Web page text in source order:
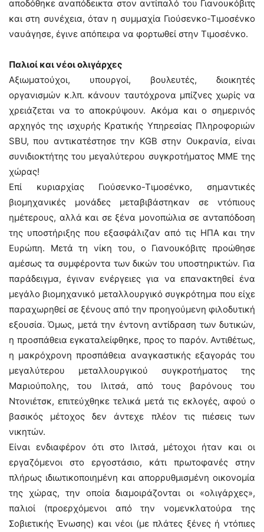
αποδόθηκε αναπόδεικτα στον αντίπαλό του Γιανουκόβιτς
και στη συνέχεια, όταν η συμμαχία Γιούσενκο-Τιμοσένκο
ναυάγησε, έγινε απόπειρα να φορτωθεί στην Τιμοσένκο.
Παλιοί και νέοι ολιγάρχες
Αξιωματούχοι, υπουργοί, βουλευτές, διοικητές
οργανισμών κ.λπ. κάνουν ταυτόχρονα μπίζνες χωρίς να
χρειάζεται να το αποκρύψουν. Ακόμα και ο σημερινός
αρχηγός της ισχυρής Κρατικής Υπηρεσίας Πληροφοριών
SBU, που αντικατέστησε την KGB στην Ουκρανία, είναι
συνιδιοκτήτης του μεγαλύτερου συγκροτήματος ΜΜΕ της
χώρας!
Επί κυριαρχίας Γιούσενκο-Τιμοσένκο, σημαντικές
βιομηχανικές μονάδες μεταβιβάστηκαν σε ντόπιους
ημέτερους, αλλά και σε ξένα μονοπώλια σε ανταπόδοση
της υποστήριξης που εξασφάλιζαν από τις ΗΠΑ και την
Ευρώπη. Μετά τη νίκη του, ο Γιανουκόβιτς προώθησε
αμέσως τα συμφέροντα των δικών του υποστηρικτών. Για
παράδειγμα, έγιναν ενέργειες για να επανακτηθεί ένα
μεγάλο βιομηχανικό μεταλλουργικό συγκρότημα που είχε
παραχωρηθεί σε ξένους από την προηγούμενη φιλοδυτική
εξουσία. Όμως, μετά την έντονη αντίδραση των δυτικών,
η προσπάθεια εγκαταλείφθηκε, προς το παρόν. Αντιθέτως,
η μακρόχρονη προσπάθεια αναγκαστικής εξαγοράς του
μεγαλύτερου μεταλλουργικού συγκροτήματος της
Μαριούπολης, του Ιλιτσά, από τους βαρόνους του
Ντονιέτσκ, επιτεύχθηκε τελικά μετά τις εκλογές, αφού ο
βασικός μέτοχος δεν άντεχε πλέον τις πιέσεις των
νικητών.
Είναι ενδιαφέρον ότι στο Ιλιτσά, μέτοχοι ήταν και οι
εργαζόμενοι στο εργοστάσιο, κάτι πρωτοφανές στην
πλήρως ιδιωτικοποιημένη και απορρυθμισμένη οικονομία
της χώρας, την οποία διαμοιράζονται οι «ολιγάρχες»,
παλιοί (προερχόμενοι από την νομενκλατούρα της
Σοβιετικής Ένωσης) και νέοι (με πλάτες ξένες ή ντόπιες